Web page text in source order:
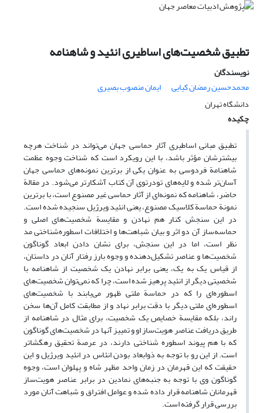
تطبیق شخصیت‌های اساطیری انئید و شاهنامه
نویسندگان
محمدحسین رمضان کیایی
ایمان منصوب بصیری
دانشگاه تهران
چکیده
تطبیق مبانی اساطیری آثار حماسی جهان می‌تواند در شناخت هرچه
بیشترشان مؤثر باشد، با این رویکرد است که شناخت وجوه عظمت
شاهنامة فردوسی به عنوان یکی از برترین نمونه‌های حماسی جهان
آسان‌تر شده و لایه‌های تو‌در‌توی آن کتاب آشکارتر می‌شود. در مقالة
حاضر، شاهنامه که نمونه‌ای از آثار حماسی غیر مصنوع است، با برترین
نمونة حماسة کلاسیک مصنوع، یعنی انئید ویرژیل سنجیده شده است.
در این سنجش کنار هم نهادن و مقایسة شخصیت‌های اصلی و
حماسه‌ساز آن دو اثر و بیان شباهت‌ها و اختلافات اسطوره‌شناختی مد
نظر است، اما در این سنجش، برای نشان دادن ابعاد گوناگون
شخصیت‌ها و عناصر تشکیل‌دهنده و وجوه بارز رفتار آنان در داستان،
از قیاس یک به یک، یعنی برابر نهادن یک شخصیت از شاهنامه با
شخصیتی دیگر از انئید پرهیز شده است، چرا که نمی‌توان شخصیت‌های
اسطوره‌ای را که در حماسة ملتی ظهور می‌یابند با شخصیت‌های
اسطوره‌ای ملتی دیگر با دقت برابر نهاد و از مطابقت کامل آن‌ها سخن
راند، بلکه مقایسة خصایص یک شخصیت، برای مثال در شاهنامه از
طریق دریافت عناصر هویت‌ساز او و تمییز آنها در شخصیت‌های گوناگون
که با هم پیوند اسطوره شناختی دارند، در عرصة تحقیق رهگشا‌تر
است. از این رو با توجه به ذو‌ابعاد بودن انئاس در انئید ویرژیل و این
حقیقت که این قهرمان در زمان واحد مظهر شاه و پهلوان است، وجوه
گوناگون وی با توجه به جنبه‌های نمادین در برابر عناصر هویت‌ساز
قهرمانان شاهنامه قرار داده شده و عوامل افتراق و شباهت آنان مورد
بررسی قرار گرفته است.